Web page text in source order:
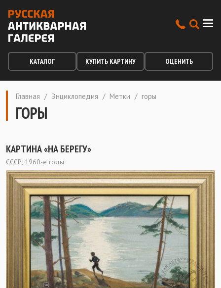
КАТАЛОГ КУПИТЬ КАРТИНУ ОЦЕНИТЬ
Главная / Энциклопедия / Метки / горы
ГОРЫ
КАРТИНА «НА БЕРЕГУ»
СССР, 1960-е годы